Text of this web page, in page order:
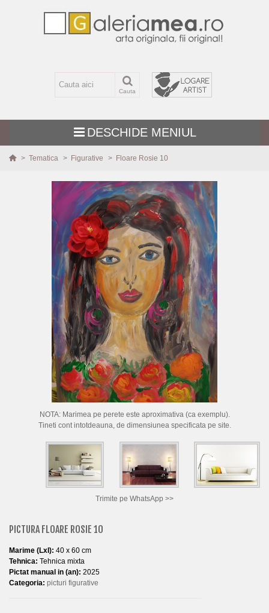
Cauta
DESCHIDE MENIUL
CUM CUMPAR TABLOURI
LISTA ARTISTI
CUM VAND TABLOURI
PORTRETE LA COMANDA
> Tematica > Figurative > Floare Rosie 10
NOTA: Marimea pe perete este aproximativa (ca exemplu).
Tineti cont intotdeauna, de dimensiunea specificata pe site.
Trimite pe WhatsApp >>
PICTURA FLOARE ROSIE 10
Marime (LxI): 40 x 60 cm
Tehnica: Tehnica mixta
Pictat manual in (an): 2025
Categoria: picturi figurative